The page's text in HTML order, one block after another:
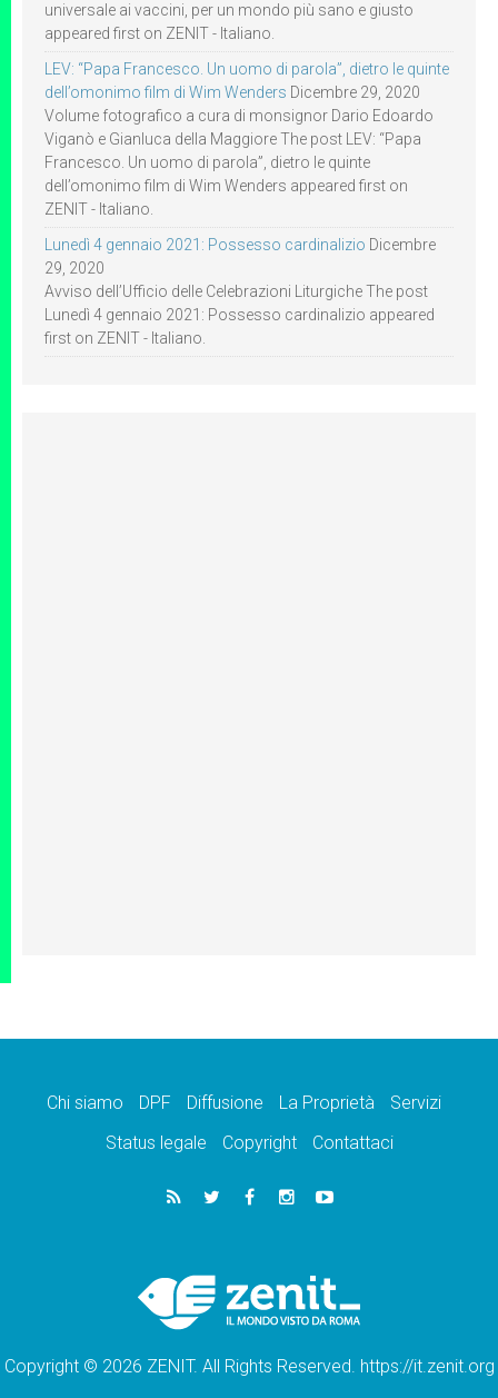
universale ai vaccini, per un mondo più sano e giusto
appeared first on ZENIT - Italiano.
LEV: “Papa Francesco. Un uomo di parola”, dietro le quinte
dell’omonimo film di Wim Wenders Dicembre 29, 2020
Volume fotografico a cura di monsignor Dario Edoardo
Viganò e Gianluca della Maggiore The post LEV: “Papa
Francesco. Un uomo di parola”, dietro le quinte
dell’omonimo film di Wim Wenders appeared first on
ZENIT - Italiano.
Lunedì 4 gennaio 2021: Possesso cardinalizio Dicembre
29, 2020
Avviso dell’Ufficio delle Celebrazioni Liturgiche The post
Lunedì 4 gennaio 2021: Possesso cardinalizio appeared
first on ZENIT - Italiano.
Chi siamo DPF Diffusione La Proprietà
Servizi
Status legale
Copyright Contattaci
Copyright © 2026 ZENIT. All Rights Reserved. https://it.zenit.org